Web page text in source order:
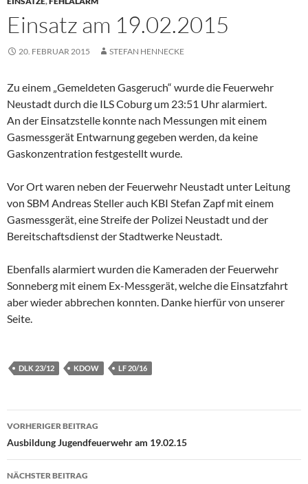
Einsatz am 19.02.2015
20. FEBRUAR 2015 STEFAN HENNECKE
Zu einem „Gemeldeten Gasgeruch“ wurde die Feuerwehr
Neustadt durch die ILS Coburg um 23:51 Uhr alarmiert.
An der Einsatzstelle konnte nach Messungen mit einem
Gasmessgerät Entwarnung gegeben werden, da keine
Gaskonzentration festgestellt wurde.
Vor Ort waren neben der Feuerwehr Neustadt unter Leitung
von SBM Andreas Steller auch KBI Stefan Zapf mit einem
Gasmessgerät, eine Streife der Polizei Neustadt und der
Bereitschaftsdienst der Stadtwerke Neustadt.
Ebenfalls alarmiert wurden die Kameraden der Feuerwehr
Sonneberg mit einem Ex-Messgerät, welche die Einsatzfahrt
aber wieder abbrechen konnten. Danke hierfür von unserer
Seite.
DLK 23/12 KDOW LF 20/16
Beitragsnavigation
VORHERIGER BEITRAG
Ausbildung Jugendfeuerwehr am 19.02.15
NÄCHSTER BEITRAG